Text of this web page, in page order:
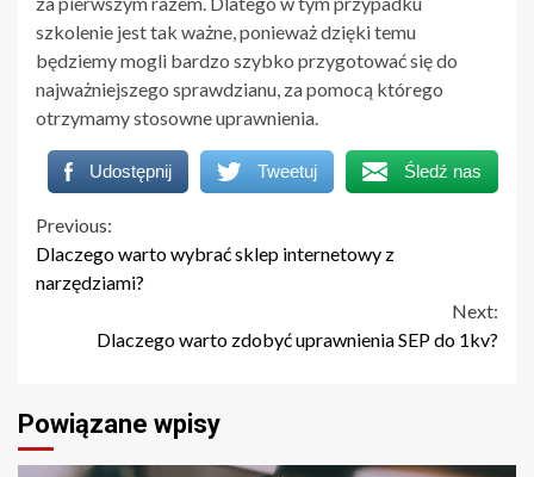
szkolenie jest tak ważne, ponieważ dzięki temu
będziemy mogli bardzo szybko przygotować się do
najważniejszego sprawdzianu, za pomocą którego
otrzymamy stosowne uprawnienia.
Udostępnij Tweetuj Śledź nas
Continue
Reading
Previous:
Dlaczego warto wybrać sklep internetowy z
narzędziami?
Next:
Dlaczego warto zdobyć uprawnienia SEP do 1kv?
Powiązane wpisy